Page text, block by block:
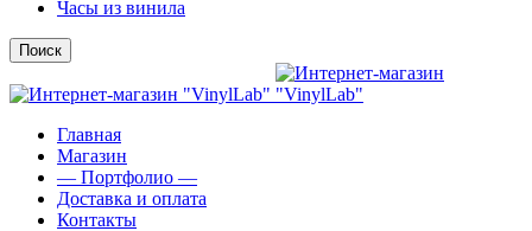
Часы из винила
Поиск
Главная
Магазин
— Портфолио —
Доставка и оплата
Контакты